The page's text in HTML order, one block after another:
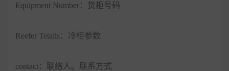
Equipment Number：货柜号码
Reefer Tetails：冷柜参数
contact：联络人。联系方式